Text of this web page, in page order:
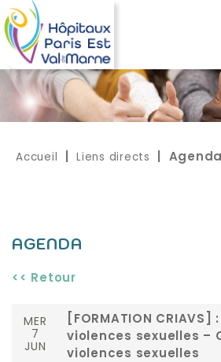
Accueil Liens directs | Agenda
AGENDA
<< Retour
MER
7
JUN
[FORMATION
violences sexuelles –
violences sexuelles